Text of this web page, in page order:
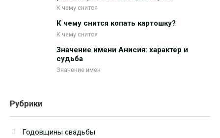
К чему снится
К чему снится копать картошку?
К чему снится
Значение имени Анисия: характер и
судьба
Значение имен
Рубрики
Годовщины свадьбы